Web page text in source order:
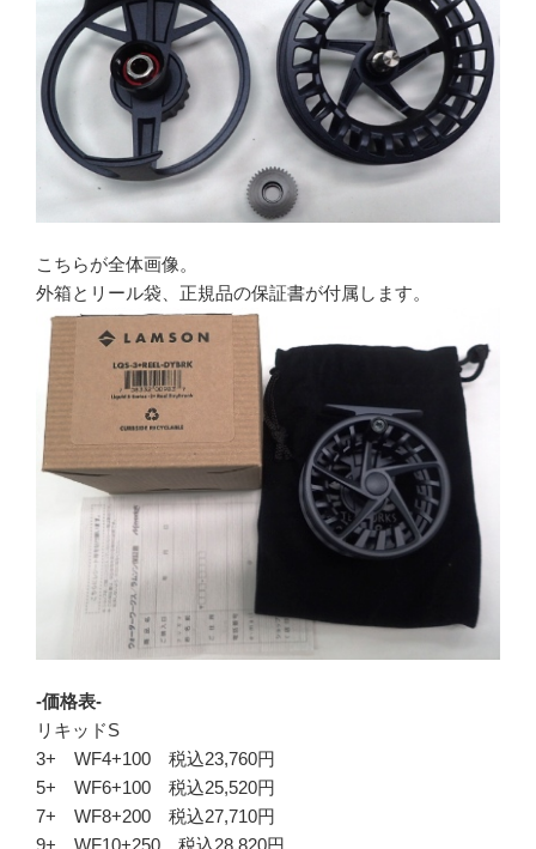
こちらが全体画像。
外箱とリール袋、正規品の保証書が付属します。
-価格表-
リキッドS
3+ WF4+100 税込23,760円
5+ WF6+100 税込25,520円
7+ WF8+200 税込27,710円
9+ WF10+250 税込28,820円